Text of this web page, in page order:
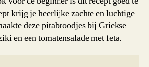
krijg je heerlijke zachte en luchtige
deze pitabroodjes bij Griekse
en een tomatensalade met feta.